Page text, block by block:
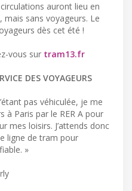
auront lieu en
mais sans voyageurs. Le
dès cet été !
vous sur tram13.fr
DES VOYAGEURS
pas véhiculée, je me
à Paris par le RER A pour
mes loisirs. J’attends donc
ligne de tram pour
»